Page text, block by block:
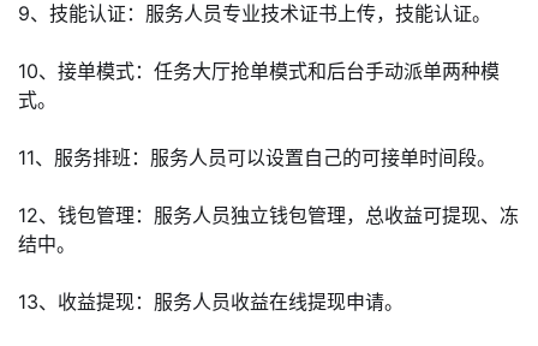
9、技能认证：服务人员专业技术证书上传，技能认证。
10、接单模式：任务大厅抢单模式和后台手动派单两种模
式。
11、服务排班：服务人员可以设置自己的可接单时间段。
12、钱包管理：服务人员独立钱包管理，总收益可提现、冻
结中。
13、收益提现：服务人员收益在线提现申请。